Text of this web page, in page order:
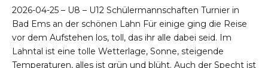
2026-04-25 – U8 – U12 Schülermannschaften Turnier in
Bad Ems an der schönen Lahn Für einige ging die Reise
vor dem Aufstehen los, toll, das ihr alle dabei seid. Im
Lahntal ist eine tolle Wetterlage, Sonne, steigende
Temperaturen, alles ist grün und blüht. Auch der Specht ist